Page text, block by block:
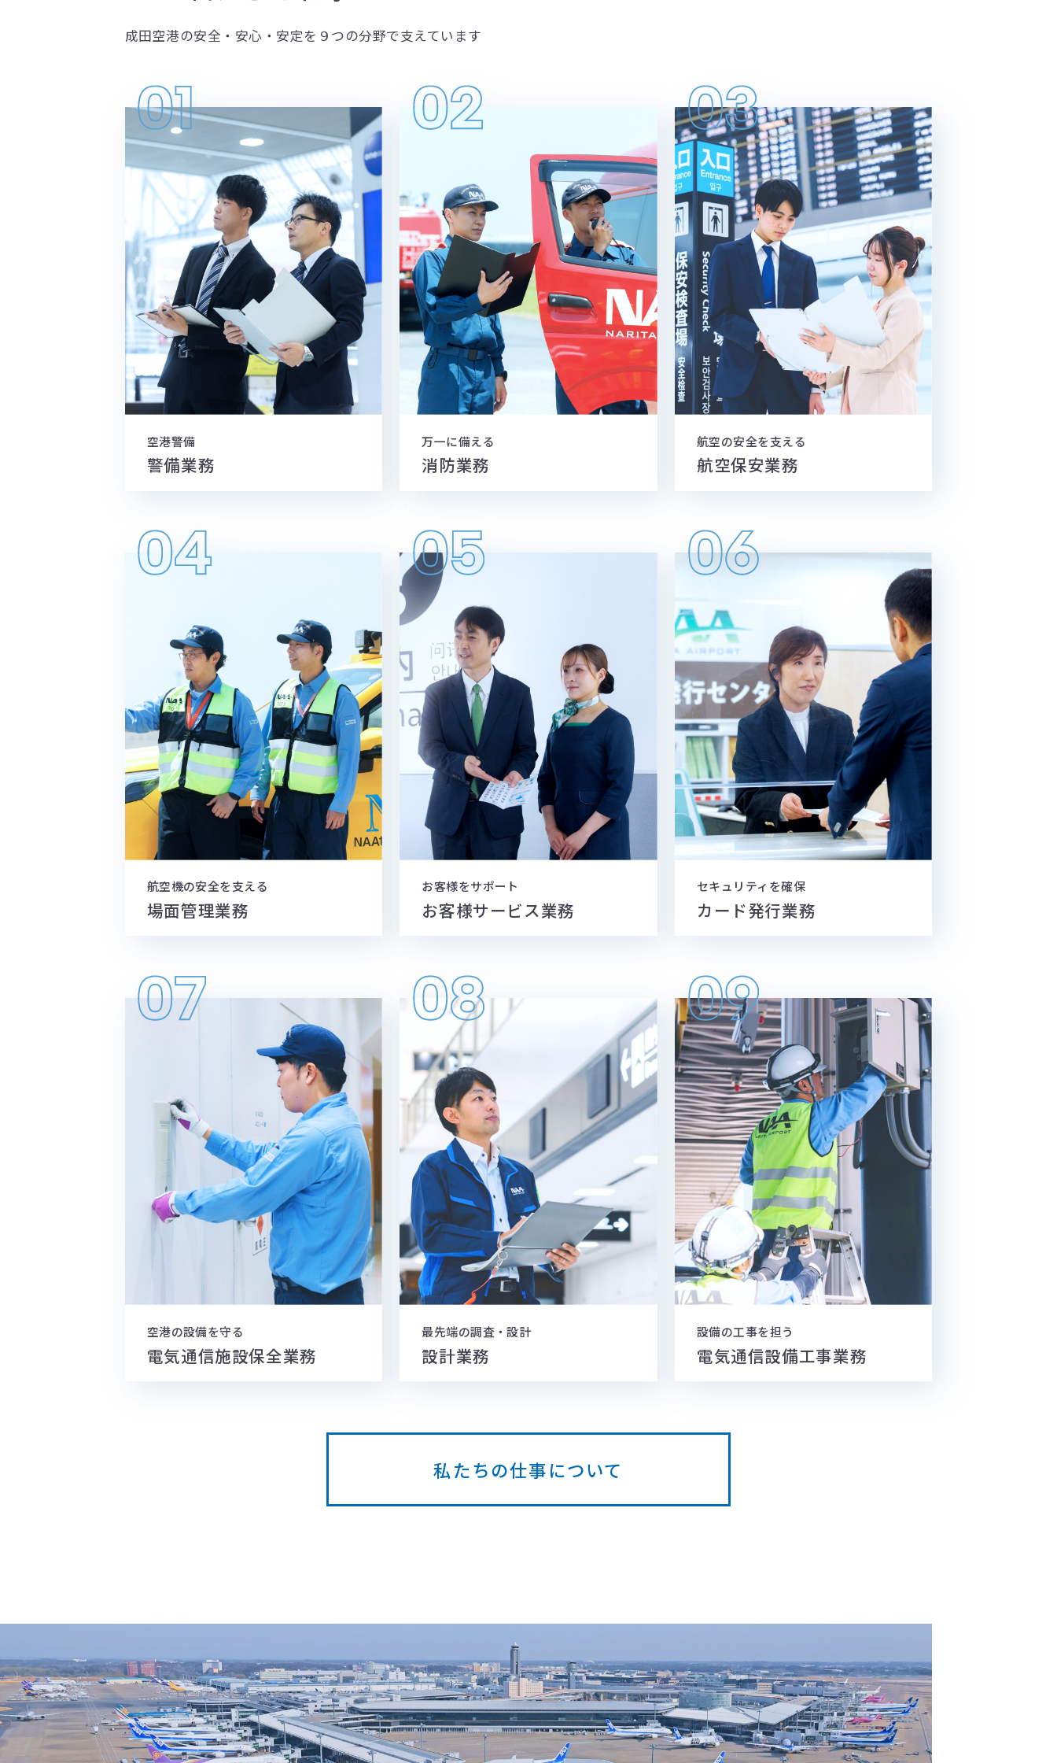
成田空港の安全・安心・安定を ９つの分野で支えています
空港警備
警備業務
万一に備える
消防業務
航空の安全を支える
航空保安業務
航空機の安全を支える
場面管理業務
お客様をサポート
お客様サービス業務
セキュリティを確保
カード発行業務
空港の設備を守る
電気通信施設保全業務
最先端の調査・設計
設計業務
設備の工事を担う
電気通信設備工事業務
私たちの仕事について